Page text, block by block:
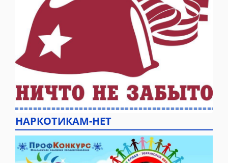
НАРКОТИКАМ-НЕТ